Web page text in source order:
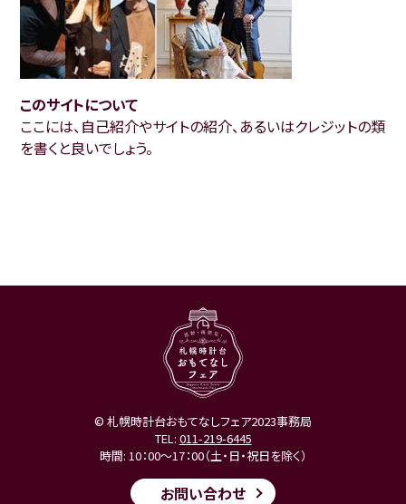
このサイトについて
ここには、自己紹介やサイトの紹介、あるいはクレジットの類
を書くと良いでしょう。
© 札幌時計台おもてなしフェア2023事務局
TEL: 011-219-6445
時間: 10：00～17：00（土・日・祝日を除く）
お問い合わせ